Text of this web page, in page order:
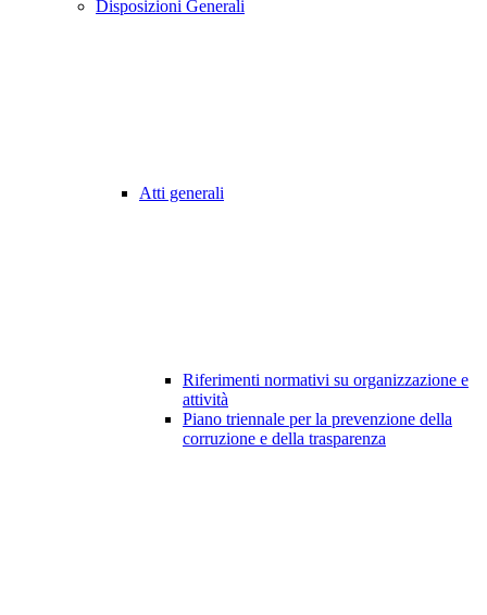
Disposizioni Generali
Atti generali
Riferimenti normativi su organizzazione e
attività
Piano triennale per la prevenzione della
corruzione e della trasparenza